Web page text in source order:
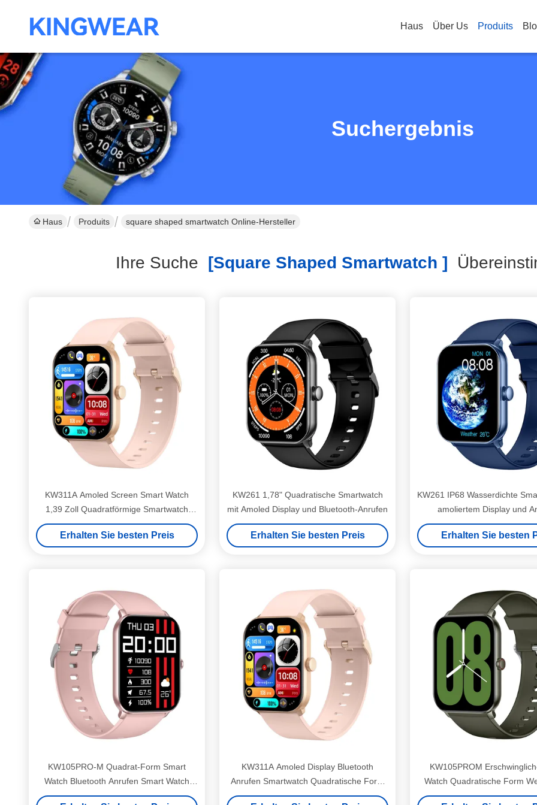
Haus Über Us Produits
Suchergebnis
Haus Produits square shaped smartwatch Online-Hersteller
Ihre Suche [square Shaped Smartwatch ]
KW311A Amoled Screen Smart Watch
1,39 Zoll Quadratförmige Smartwatch
wasserdicht
Erhalten Sie besten Preis
KW261 1,78" Quadratische Smartwatch
mit Amoled Display und Bluetooth-Anrufen
Erhalten Sie besten Preis
KW261 IP68 Wasserdichte
amoliertem Display und
Erhalten Sie besten
KW105PRO-M Quadrat-Form Smart
Watch Bluetooth Anrufen Smart Watch
Amoled Anzeige
KW311A Amoled Display Bluetooth
Anrufen Smartwatch Quadratische Form
1,39 Zoll Smart Watch
KW105PROM
Watch Quadratische Form
Smartwatch IP68